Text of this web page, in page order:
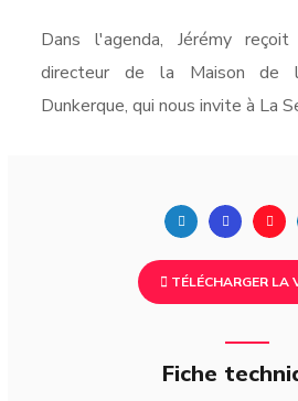
Dans l'agenda, Jérémy
directeur de la Maison de
Dunkerque, qui nous invite à La
TÉLÉCHARGER LA
Fiche